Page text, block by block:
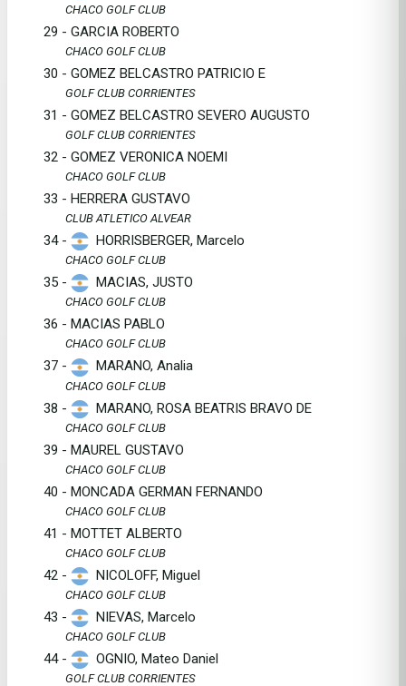
CHACO GOLF CLUB
29 - GARCIA ROBERTO
CHACO GOLF CLUB
30 - GOMEZ BELCASTRO PATRICIO E
GOLF CLUB CORRIENTES
31 - GOMEZ BELCASTRO SEVERO AUGUSTO
GOLF CLUB CORRIENTES
32 - GOMEZ VERONICA NOEMI
CHACO GOLF CLUB
33 - HERRERA GUSTAVO
CLUB ATLETICO ALVEAR
34 - HORRISBERGER, Marcelo
CHACO GOLF CLUB
35 - MACIAS, JUSTO
CHACO GOLF CLUB
36 - MACIAS PABLO
CHACO GOLF CLUB
37 - MARANO, Analia
CHACO GOLF CLUB
38 - MARANO, ROSA BEATRIS BRAVO DE
CHACO GOLF CLUB
39 - MAUREL GUSTAVO
CHACO GOLF CLUB
40 - MONCADA GERMAN FERNANDO
CHACO GOLF CLUB
41 - MOTTET ALBERTO
CHACO GOLF CLUB
42 - NICOLOFF, Miguel
CHACO GOLF CLUB
43 - NIEVAS, Marcelo
CHACO GOLF CLUB
44 - OGNIO, Mateo Daniel
GOLF CLUB CORRIENTES